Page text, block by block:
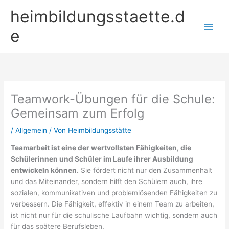
Inhaltheimbildungsstaette.d
e
Teamwork-Übungen für die Schule:
Gemeinsam zum Erfolg
/Allgemein / Von Heimbildungsstätte
Teamarbeit ist eine der wertvollsten Fähigkeiten, die
Schülerinnen und Schüler im Laufe ihrer Ausbildung
entwickeln können. Sie fördert nicht nur den Zusammenhalt
und das Miteinander, sondern hilft den Schülern auch, ihre
sozialen, kommunikativen und problemlösenden Fähigkeiten zu
verbessern. Die Fähigkeit, effektiv in einem Team zu arbeiten,
ist nicht nur für die schulische Laufbahn wichtig, sondern auch
für das spätere Berufsleben.